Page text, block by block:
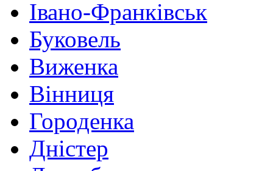
Івано-Франківськ
Буковель
Виженка
Вінниця
Городенка
Дністер